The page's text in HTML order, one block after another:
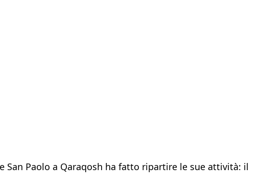
San Paolo a Qaraqosh ha fatto ripartire le sue attività: il